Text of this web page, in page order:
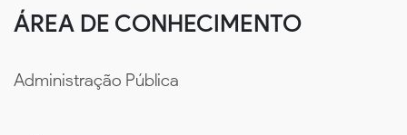
ÁREA DE CONHECIMENTO
Administração Pública